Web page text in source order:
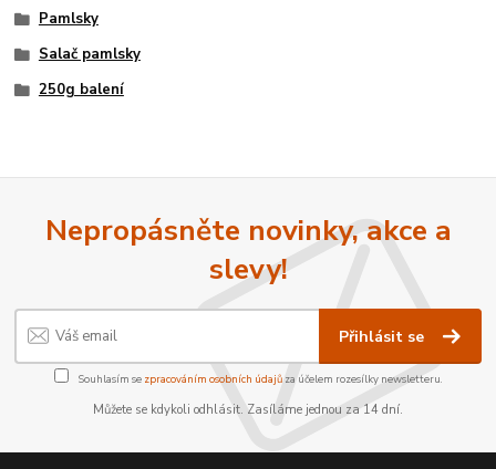
Pamlsky
Salač pamlsky
250g balení
Nepropásněte novinky, akce a
slevy!
Přihlásit se
Souhlasím se zpracováním osobních údajůza účelem rozesílky newsletteru.
Můžete se kdykoli odhlásit. Zasíláme jednou za 14 dní.